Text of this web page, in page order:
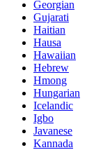
Georgian
Gujarati
Haitian
Hausa
Hawaiian
Hebrew
Hmong
Hungarian
Icelandic
Igbo
Javanese
Kannada